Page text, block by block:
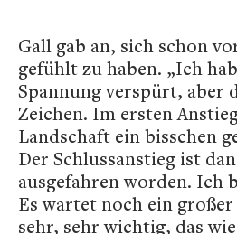
Gall gab an, sich schon
gefühlt zu haben. „Ich
Spannung verspürt, aber
Zeichen. Im ersten
Landschaft ein bisschen
Der Schlussanstieg ist
ausgefahren worden. Ich
Es wartet noch ein großer
sehr, sehr wichtig, das